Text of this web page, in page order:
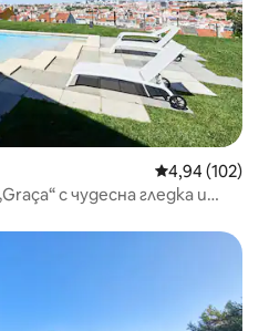
Средна
4,94 (102)
с чудесна гледка и